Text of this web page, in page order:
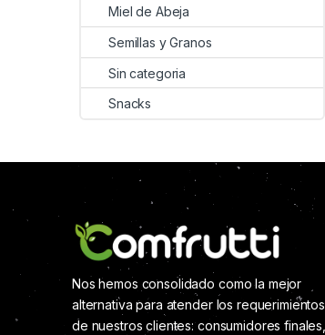
Miel de Abeja
Semillas y Granos
Sin categoria
Snacks
Nos hemos consolidado como la mejor
alternativa para atender los requerimientos
de nuestros clientes: consumidores finales,